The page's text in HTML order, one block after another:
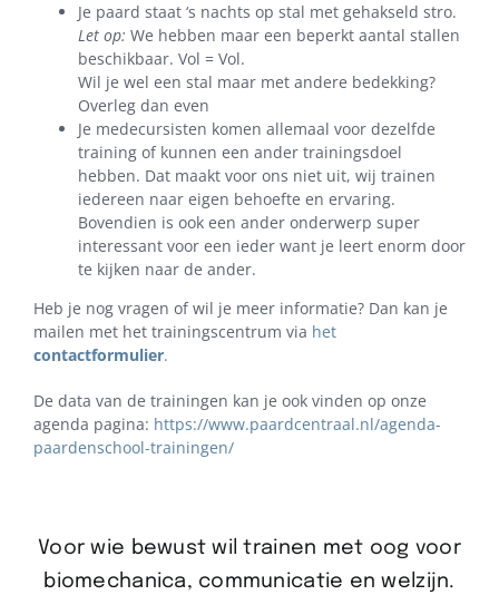
Je paard staat ‘s nachts op stal met gehakseld stro.
Let op: We hebben maar een beperkt aantal stallen
beschikbaar. Vol = Vol.
Wil je wel een stal maar met andere bedekking?
Overleg dan even
Je medecursisten komen allemaal voor dezelfde
training of kunnen een ander trainingsdoel
hebben. Dat maakt voor ons niet uit, wij trainen
iedereen naar eigen behoefte en ervaring.
Bovendien is ook een ander onderwerp super
interessant voor een ieder want je leert enorm door
te kijken naar de ander.
Heb je nog vragen of wil je meer informatie? Dan kan je
mailen met het trainingscentrum via het
contactformulier.
De data van de trainingen kan je ook vinden op onze
agenda pagina: https://www.paardcentraal.nl/agenda-
paardenschool-trainingen/
Voor wie bewust wil trainen met oog voor
biomechanica, communicatie en welzijn.